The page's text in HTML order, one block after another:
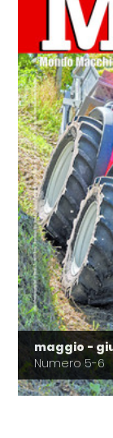
maggio -
Numero 5-6